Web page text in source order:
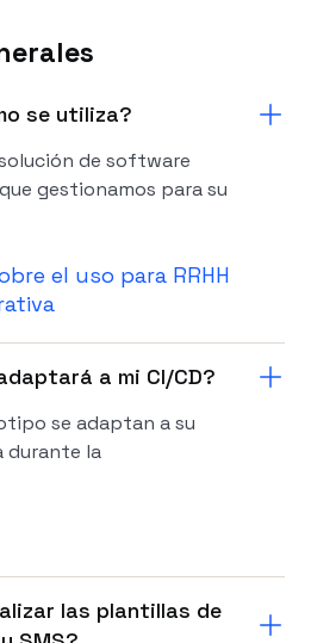
se utiliza?
de software
gestionamos para su
el uso para RRHH
a mi CI/CD?
se adaptan a su
durante la
las plantillas de